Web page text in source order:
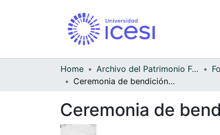
Home Archivo del Patrimonio Fotográfico y Fílmico del Valle del Cauca
Ceremonia de bendición de Armas
Ceremonia de